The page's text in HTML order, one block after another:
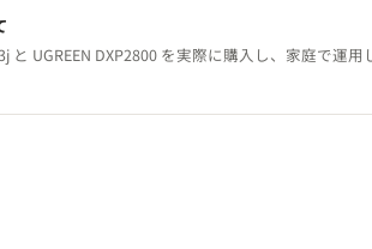
と UGREEN DXP2800 を実際に購入し、家庭で運